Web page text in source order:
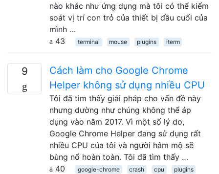
nào khác như ứng dụng mà tôi có thể kiểm
soát vị trí con trỏ của thiết bị đầu cuối của
mình …
43
terminal mouse plugins iterm
9
Cách làm cho Google Chrome
Helper không sử dụng nhiều CPU
Tôi đã tìm thấy giải pháp cho vấn đề này
nhưng dường như chúng không thể áp
dụng vào năm 2017. Vì một số lý do,
Google Chrome Helper đang sử dụng rất
nhiều CPU của tôi và người hâm mộ sẽ
bùng nổ hoàn toàn. Tôi đã tìm thấy …
40
google-chrome crash cpu
plugins